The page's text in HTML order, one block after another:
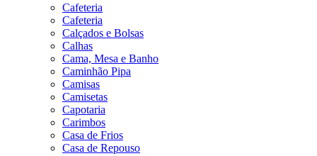
Cafeteria
Cafeteria
Calçados e Bolsas
Calhas
Cama, Mesa e Banho
Caminhão Pipa
Camisas
Camisetas
Capotaria
Carimbos
Casa de Frios
Casa de Repouso